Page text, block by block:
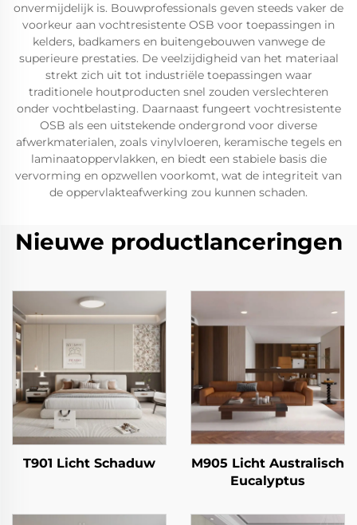
onvermijdelijk is. Bouwprofessionals geven steeds vaker de
voorkeur aan vochtresistente OSB voor toepassingen in
kelders, badkamers en buitengebouwen vanwege de
superieure prestaties. De veelzijdigheid van het materiaal
strekt zich uit tot industriële toepassingen waar
traditionele houtproducten snel zouden verslechteren
onder vochtbelasting. Daarnaast fungeert vochtresistente
OSB als een uitstekende ondergrond voor diverse
afwerkmaterialen, zoals vinylvloeren, keramische tegels en
laminaatoppervlakken, en biedt een stabiele basis die
vervorming en opzwellen voorkomt, wat de integriteit van
de oppervlakteafwerking zou kunnen schaden.
Nieuwe productlanceringen
T901 Licht Schaduw
M905 Licht Australisch
Eucalyptus